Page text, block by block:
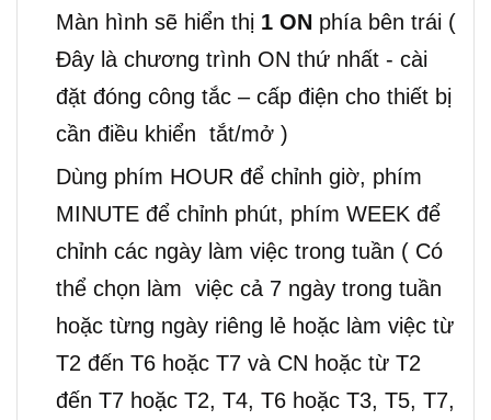
Màn hình sẽ hiển thị 1 ON phía bên trái (
Đây là chương trình ON thứ nhất - cài
đặt đóng công tắc – cấp điện cho thiết bị
cần điều khiển tắt/mở )
Dùng phím HOUR để chỉnh giờ, phím
MINUTE để chỉnh phút, phím WEEK để
chỉnh các ngày làm việc trong tuần ( Có
thể chọn làm việc cả 7 ngày trong tuần
hoặc từng ngày riêng lẻ hoặc làm việc từ
T2 đến T6 hoặc T7 và CN hoặc từ T2
đến T7 hoặc T2, T4, T6 hoặc T3, T5, T7,